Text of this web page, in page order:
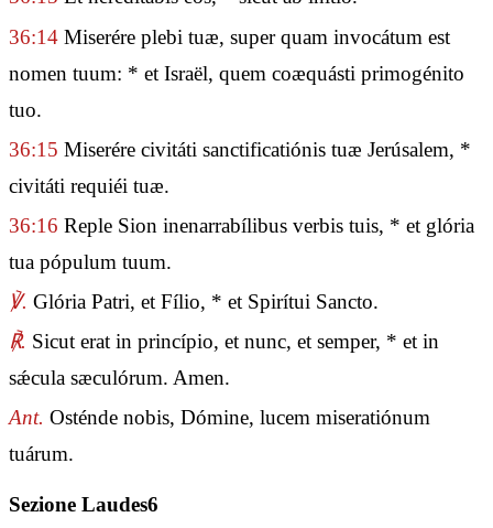
36:14 Miserére plebi tuæ, super quam invocátum est
nomen tuum: * et Israël, quem coæquásti primogénito
tuo.
36:15 Miserére civitáti sanctificatiónis tuæ Jerúsalem, *
civitáti requiéi tuæ.
36:16 Reple Sion inenarrabílibus verbis tuis, * et glória
tua pópulum tuum.
℣. Glória Patri, et Fílio, * et Spirítui Sancto.
℟. Sicut erat in princípio, et nunc, et semper, * et in
sǽcula sæculórum. Amen.
Ant. Osténde nobis, Dómine, lucem miseratiónum
tuárum.
Sezione Laudes6